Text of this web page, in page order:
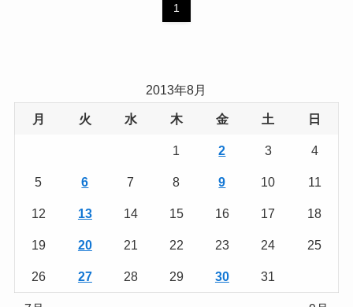
1
2013年8月
月 火 水 木 金 土 日
1 2 3 4
5 6 7 8 9 10 11
12 13 14 15 16 17 18
19 20 21 22 23 24 25
26 27 28 29 30 31